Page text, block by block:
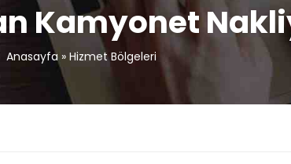
Kamyonet
Anasayfa» Hizmet Bölgeleri